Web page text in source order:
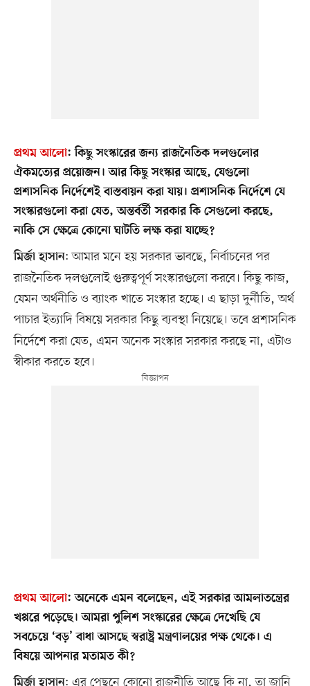
প্রথম আলো:কিছু সংস্কারের জন্য রাজনৈতিক দলগুলোর
ঐকমত্যের প্রয়োজন। আর কিছু সংস্কার আছে, যেগুলো
প্রশাসনিক নির্দেশেই বাস্তবায়ন করা যায়। প্রশাসনিক নির্দেশে যে
সংস্কারগুলো করা যেত, অন্তর্বর্তী সরকার কি সেগুলো করছে,
নাকি সে ক্ষেত্রে কোনো ঘাটতি লক্ষ করা যাচ্ছে?
মির্জা হাসান: আমার মনে হয় সরকার ভাবছে, নির্বাচনের পর
রাজনৈতিক দলগুলোই গুরুত্বপূর্ণ সংস্কারগুলো করবে। কিছু কাজ,
যেমন অর্থনীতি ও ব্যাংক খাতে সংস্কার হচ্ছে। এ ছাড়া দুর্নীতি, অর্থ
পাচার ইত্যাদি বিষয়ে সরকার কিছু ব্যবস্থা নিয়েছে। তবে প্রশাসনিক
নির্দেশে করা যেত, এমন অনেক সংস্কার সরকার করছে না, এটাও
স্বীকার করতে হবে।
প্রথম আলো:অনেকে এমন বলেছেন, এই সরকার আমলাতন্ত্রের
খপ্পরে পড়েছে। আমরা পুলিশ সংস্কারের ক্ষেত্রে দেখেছি যে
সবচেয়ে ‘বড়’ বাধা আসছে স্বরাষ্ট্র মন্ত্রণালয়ের পক্ষ থেকে। এ
বিষয়ে আপনার মতামত কী?